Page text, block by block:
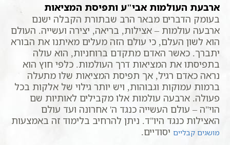
ארבעת העולמות אבי"ע ותפיסת המציאות
בעומק הדברים מבאר הרב שבתורת הקבלה ישנם
ארבעה עולמות – אצילות, בריאה, יצירה ועשייה. העולם
הוא לשון העלם, כי עולם הזה מעלים מאיתנו את הבורא
יתברך. כאשר האדם מתקדם ברוחניות, הוא עולה
בתפיסתו את המציאות דרך העולמות. כלפי חוץ הוא
נראה כאדם רגיל, אך תפיסת המציאות שלו מתעלה
ברמות עמוקות וגבוהות, ויש יותר גילוי של אלקות בכל
פעולה. ארבעה עולמות אלו מקבילים לאותיות שם
הוי"ה – עולם העשייה כנגד ה' אחרונה ועד עולם
האצילות כנגד היו"ד. ניתן להרחיב בלימוד זה באמצעות
מושגים קבליים יסודיים.